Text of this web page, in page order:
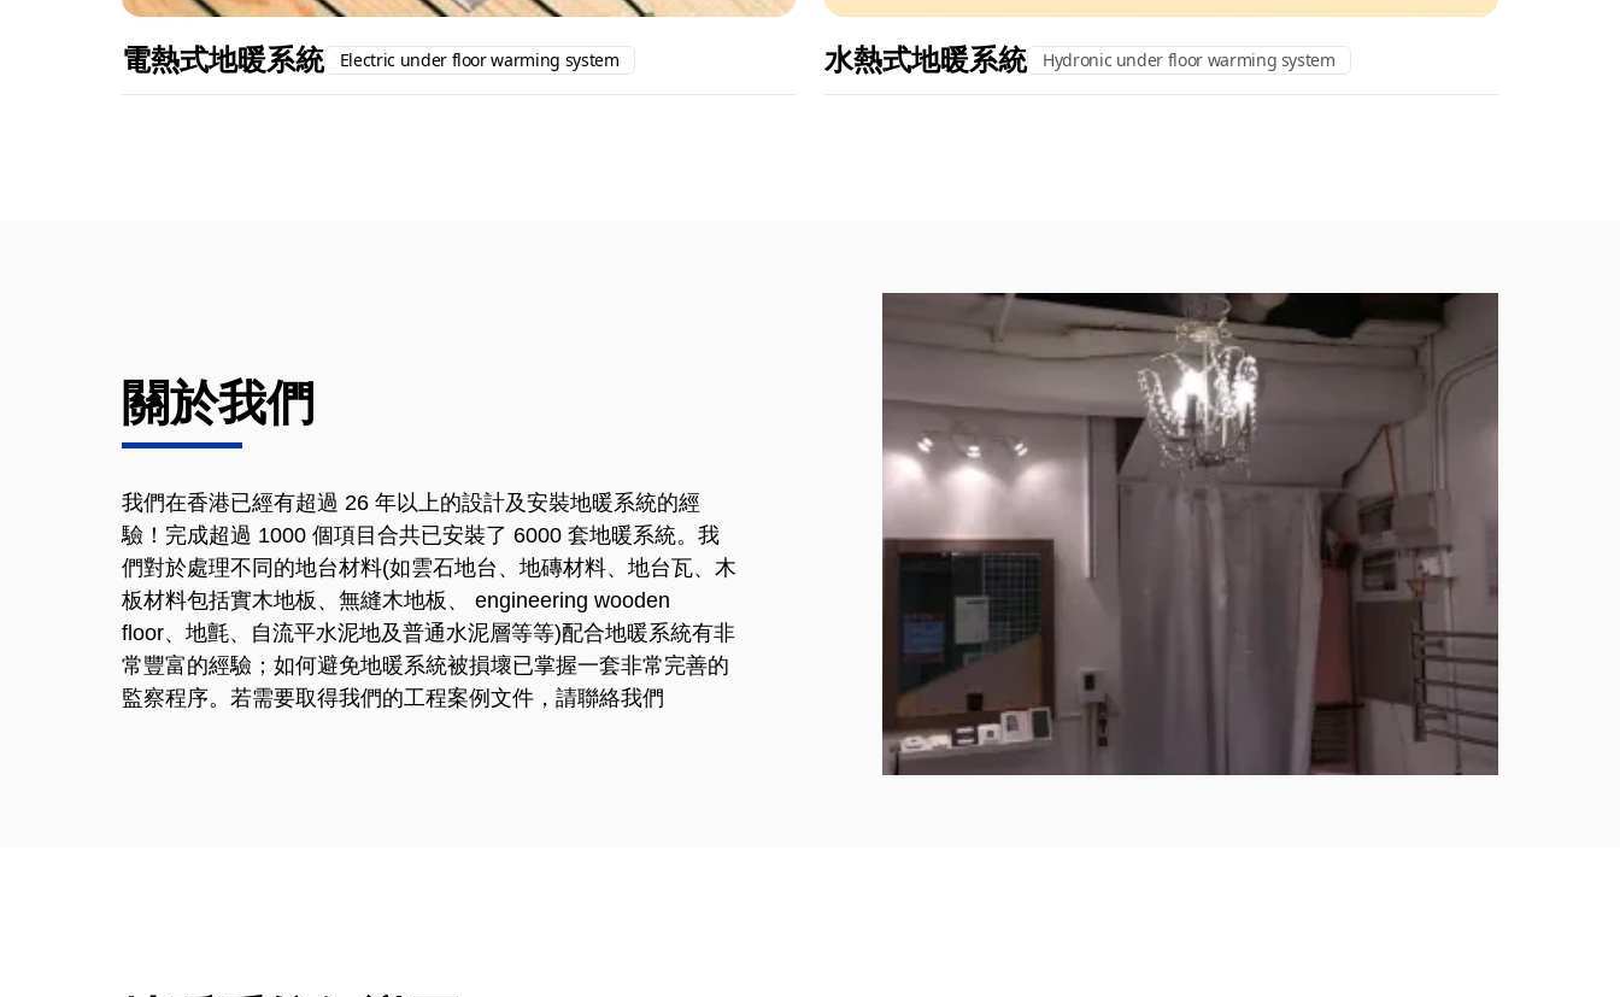
電熱式地暖系統 Electric under floor warming system 水熱式地暖系統 Hydronic under floor warming system
關於我們
我們在香港已經有超過 26 年以上的設計及安裝地暖系統的經
驗！完成超過 1000 個項目合共已安裝了 6000 套地暖系統。我
們對於處理不同的地台材料(如雲石地台、地磚材料、地台瓦、木
板材料包括實木地板、無縫木地板、 engineering wooden
floor、地氈、自流平水泥地及普通水泥層等等)配合地暖系統有非
常豐富的經驗；如何避免地暖系統被損壞已掌握一套非常完善的
監察程序。若需要取得我們的工程案例文件，請聯絡我們